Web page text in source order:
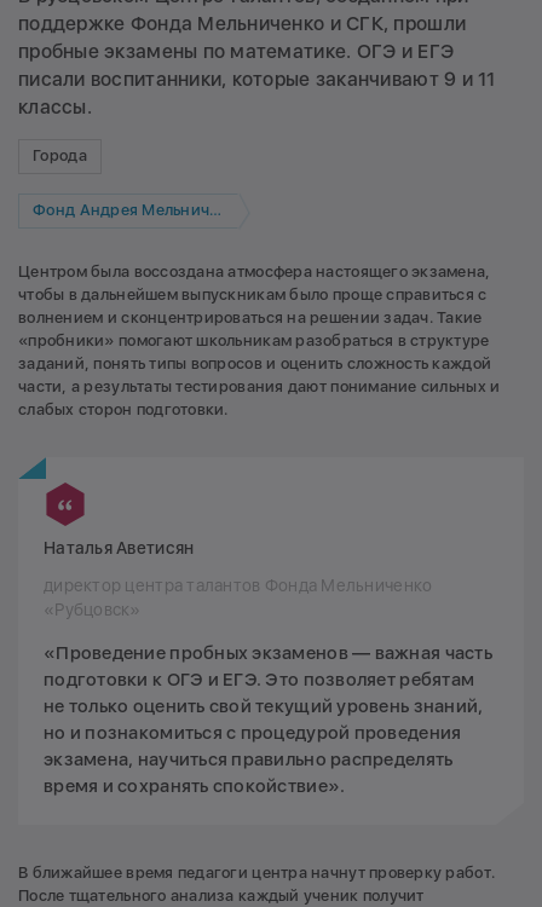
поддержке Фонда Мельниченко и СГК, прошли
пробные экзамены по математике. ОГЭ и ЕГЭ
писали воспитанники, которые заканчивают 9 и 11
классы.
Города
Фонд Андрея Мельниченко
Центром была воссоздана атмосфера настоящего экзамена,
чтобы в дальнейшем выпускникам было проще справиться с
волнением и сконцентрироваться на решении задач. Такие
«пробники» помогают школьникам разобраться в структуре
заданий, понять типы вопросов и оценить сложность каждой
части, а результаты тестирования дают понимание сильных и
слабых сторон подготовки.
Наталья Аветисян
директор центра талантов Фонда Мельниченко
«Рубцовск»
«Проведение пробных экзаменов — важная часть
подготовки к ОГЭ и ЕГЭ. Это позволяет ребятам
не только оценить свой текущий уровень знаний,
но и познакомиться с процедурой проведения
экзамена, научиться правильно распределять
время и сохранять спокойствие».
В ближайшее время педагоги центра начнут проверку работ.
После тщательного анализа каждый ученик получит